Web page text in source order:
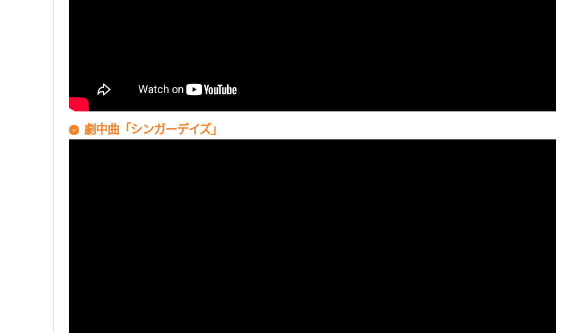
劇中曲「シンガーデイズ」